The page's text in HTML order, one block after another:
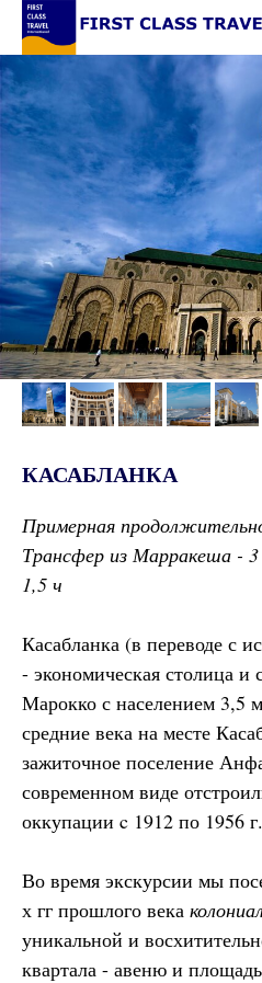
КАСАБЛАНКА
Примерная
Трансфер из Марракеша -
1,5 ч
Касабланка (в переводе с
- экономическая столица
Марокко с населением 3,5
средние века на месте
зажиточное поселение
современном виде
оккупации c 1912 по 1956 г.
Во время экскурсии мы
х гг прошлого века
уникальной и
квартала - авеню и